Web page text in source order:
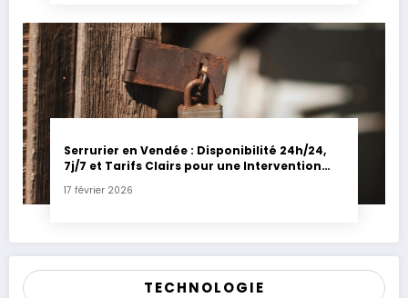
Serrurier en Vendée : Disponibilité 24h/24,
7j/7 et Tarifs Clairs pour une Intervention
17 février 2026
TECHNOLOGIE